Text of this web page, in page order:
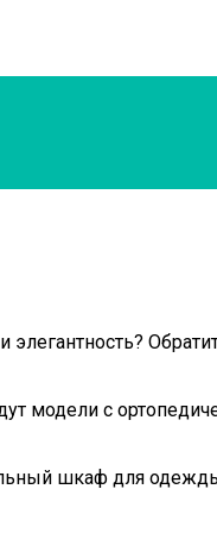
модели с
шкаф для